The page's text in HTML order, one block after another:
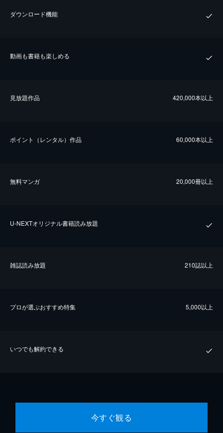
ダウンロード機能
動画も書籍も楽しめる
⾒放題作品 420,000本以上
ポイント（レンタル）作品 60,000本以上
無料マンガ 20,000冊以上
U-NEXTオリジナル書籍読み放題
雑誌読み放題 210誌以上
プロが選ぶおすすめ特集 5,000以上
いつでも解約できる
今すぐ観る